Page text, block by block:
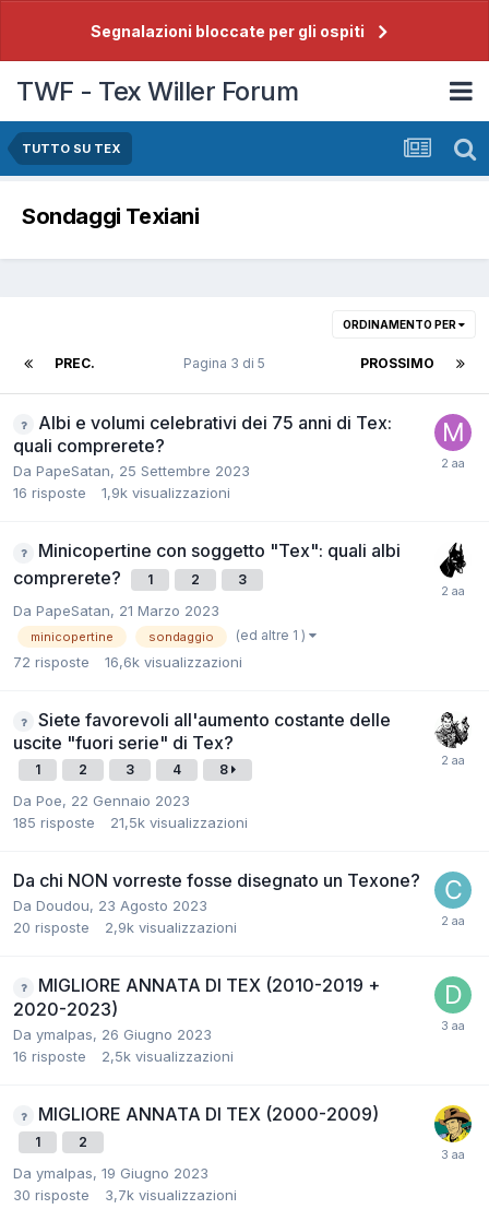
Segnalazioni bloccate per gli ospiti
TWF - Tex Willer Forum
TUTTO SU TEX
Sondaggi Texiani
ORDINAMENTO PER
PREC. PROSSIMO
Pagina 3 di 5
Albi e volumi celebrativi dei 75 anni di Tex:
quali comprerete?
Da PapeSatan, 25 Settembre 2023
16 risposte 1,9k visualizzazioni
Minicopertine con soggetto "Tex": quali albi
comprerete?
1 2 3
Da PapeSatan, 21 Marzo 2023
minicopertine sondaggio (ed altre 1 )
72 risposte 16,6k visualizzazioni
Siete favorevoli all'aumento costante delle
uscite "fuori serie" di Tex?
1 2 3 4 8
Da Poe, 22 Gennaio 2023
185 risposte 21,5k visualizzazioni
Da chi NON vorreste fosse disegnato un Texone?
Da Doudou, 23 Agosto 2023
20 risposte 2,9k visualizzazioni
MIGLIORE ANNATA DI TEX (2010-2019 +
2020-2023)
Da ymalpas, 26 Giugno 2023
16 risposte 2,5k visualizzazioni
MIGLIORE ANNATA DI TEX (2000-2009)
1 2
Da ymalpas, 19 Giugno 2023
30 risposte 3,7k visualizzazioni